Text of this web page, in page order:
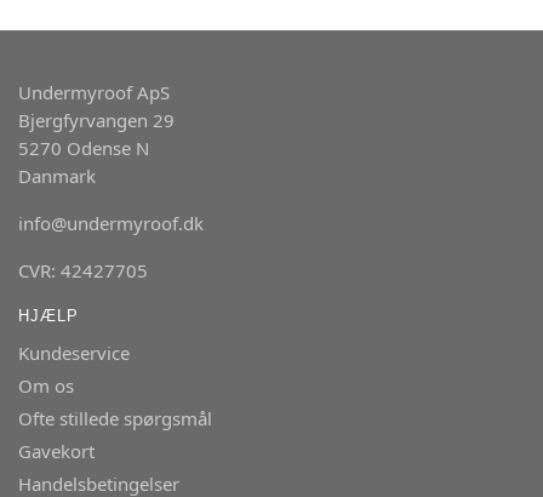
Undermyroof ApS
Bjergfyrvangen 29
5270 Odense N
Danmark
info@undermyroof.dk
CVR: 42427705
HJÆLP
Kundeservice
Om os
Ofte stillede spørgsmål
Gavekort
Handelsbetingelser